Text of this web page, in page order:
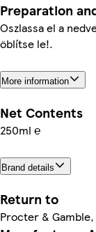
Preparation
Oszlassa el a
öblítse le!.
More information
Net Contents
250ml ℮
Brand details
Return to
Procter &